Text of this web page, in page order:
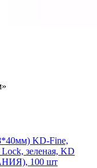
KD-Fine,
зеленая, KD
100 шт